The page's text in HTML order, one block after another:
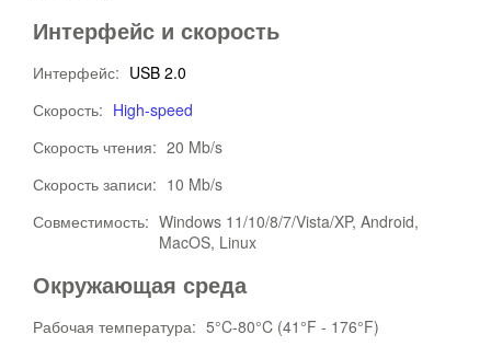
Интерфейс и скорость
Интерфейс: USB 2.0
Скорость: High-speed
Скорость чтения: 20 Mb/s
Скорость записи: 10 Mb/s
Совместимость: Windows 11/10/8/7/Vista/XP, Android,
MacOS, Linux
Окружающая среда
Рабочая температура: 5°C-80°C (41°F - 176°F)